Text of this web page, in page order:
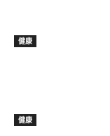
健康
健康